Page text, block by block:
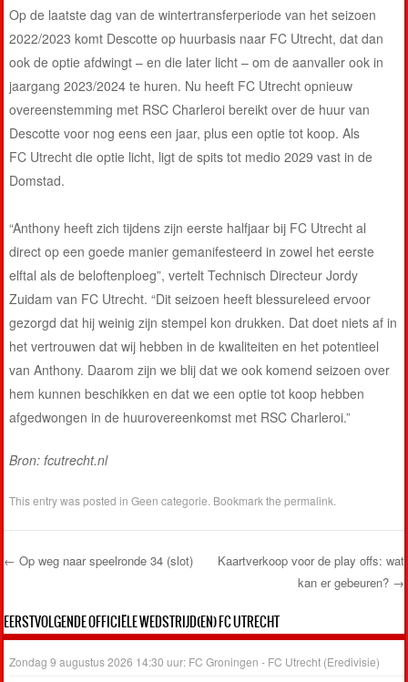
Op de laatste dag van de wintertransferperiode van het seizoen
2022/2023 komt Descotte op huurbasis naar FC Utrecht, dat dan
ook de optie afdwingt – en die later licht – om de aanvaller ook in
jaargang 2023/2024 te huren. Nu heeft FC Utrecht opnieuw
overeenstemming met RSC Charleroi bereikt over de huur van
Descotte voor nog eens een jaar, plus een optie tot koop. Als
FC Utrecht die optie licht, ligt de spits tot medio 2029 vast in de
Domstad.
“Anthony heeft zich tijdens zijn eerste halfjaar bij FC Utrecht al
direct op een goede manier gemanifesteerd in zowel het eerste
elftal als de beloftenploeg”, vertelt Technisch Directeur Jordy
Zuidam van FC Utrecht. “Dit seizoen heeft blessureleed ervoor
gezorgd dat hij weinig zijn stempel kon drukken. Dat doet niets af in
het vertrouwen dat wij hebben in de kwaliteiten en het potentieel
van Anthony. Daarom zijn we blij dat we ook komend seizoen over
hem kunnen beschikken en dat we een optie tot koop hebben
afgedwongen in de huurovereenkomst met RSC Charleroi.”
Bron: fcutrecht.nl
This entry was posted inGeen categorie . Bookmark thepermalink
← Op weg naar speelronde 34 (slot)
Kaartverkoop voor de play offs: wat
kan er gebeuren? →
EERSTVOLGENDE OFFICIËLE WEDSTRIJD(EN) FC UTRECHT
Zondag 9 augustus 2026 14:30 uur: FC Groningen - FC Utrecht (Eredivisie)